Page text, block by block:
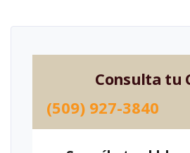
Consulta tu
(509) 927-3840